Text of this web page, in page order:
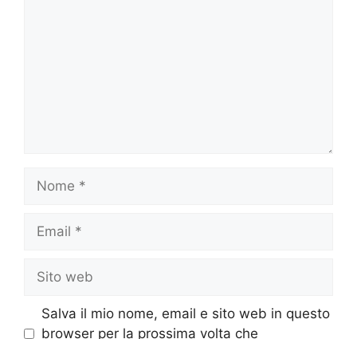
Nome
Email
Sito
web
Salva il mio nome, email e sito web in questo
browser per la prossima volta che